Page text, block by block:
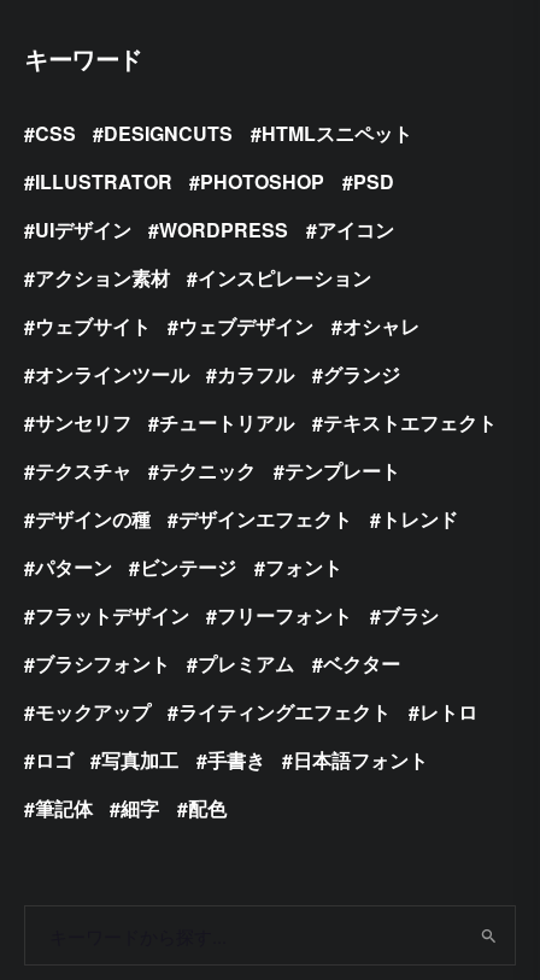
キーワード
CSS DESIGNCUTS
HTMLスニペット
ILLUSTRATOR
PHOTOSHOP
PSD
UIデザイン
WORDPRESS
アイコン
アクション素材
インスピレーション
ウェブサイト
ウェブデザイン
オシャレ
オンラインツール
カラフル
グランジ
サンセリフ
チュートリアル
テキストエフェクト
テクスチャ
テクニック
テンプレート
デザインの種
デザインエフェクト
トレンド
パターン
ビンテージ
フォント
フラットデザイン
フリーフォント
ブラシ
ブラシフォント
プレミアム
ベクター
モックアップ
ライティングエフェクト
レトロ
ロゴ
写真加工 手書き
日本語フォント
筆記体
細字 配色